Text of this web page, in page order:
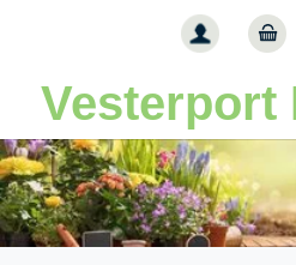
Vesterport